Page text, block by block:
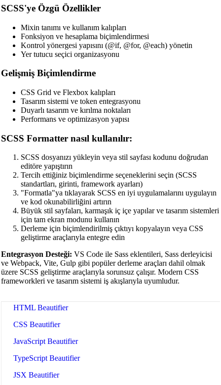
🔗Related Tools
📝Kod Formatlayıcılar ve Güzelleştiriciler
HTML Beautifier
CSS Beautifier
JavaScript Beautifier
TypeScript Beautifier
JSX Beautifier
SCSS'ye Özgü Özellikler
Mixin tanımı ve kullanım kalıpları
Fonksiyon ve hesaplama biçimlendirmesi
Kontrol yönergesi yapısını (@if, @for, @each) yönetin
Yer tutucu seçici organizasyonu
Gelişmiş Biçimlendirme
CSS Grid ve Flexbox kalıpları
Tasarım sistemi ve token entegrasyonu
Duyarlı tasarım ve kırılma noktaları
Performans ve optimizasyon yapısı
SCSS Formatter nasıl kullanılır:
SCSS dosyanızı yükleyin veya stil sayfası kodunu doğrudan
editöre yapıştırın
Tercih ettiğiniz biçimlendirme seçeneklerini seçin (SCSS
standartları, girinti, framework ayarları)
"Formatla"ya tıklayarak SCSS en iyi uygulamalarını uygulayın
ve kod okunabilirliğini artırın
Büyük stil sayfaları, karmaşık iç içe yapılar ve tasarım sistemleri
için tam ekran modunu kullanın
Derleme için biçimlendirilmiş çıktıyı kopyalayın veya CSS
geliştirme araçlarıyla entegre edin
Entegrasyon Desteği: VS Code ile Sass eklentileri, Sass derleyicisi
ve Webpack, Vite, Gulp gibi popüler derleme araçları dahil olmak
üzere SCSS geliştirme araçlarıyla sorunsuz çalışır. Modern CSS
frameworkleri ve tasarım sistemi iş akışlarıyla uyumludur.